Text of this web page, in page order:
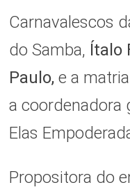
Carnavalescos
do Samba, Ítalo
Paulo,e a
a coordenadora
Elas
Propositora do